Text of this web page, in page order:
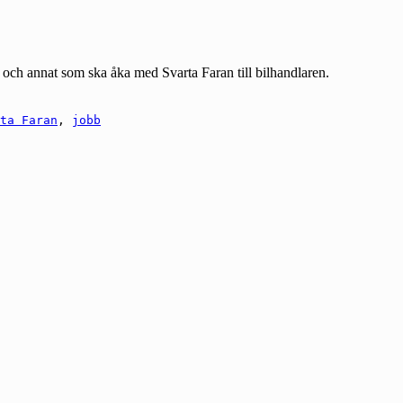
annat som ska åka med Svarta Faran till bilhandlaren.
Faran , jobb